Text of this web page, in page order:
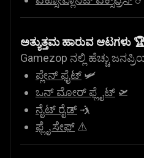
ಅತ್ಯುತ್ತಮ ಹಾರುವ ಆಟಗಳು
Gamezop ನಲ್ಲಿ ಹೆಚ್ಚು
ಪ್ಲೇನ್ ಫೈಟ್ 🛩️
ಒನ್ ಮೋರ್ ಫ್ಲೈಟ್ 🛫
ನೈಟ್ ರೈಡ್ 🤺
ಫ್ಲೈ ಸೇಫ್ ⚠️